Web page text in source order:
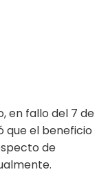
en fallo del 7 de
que el beneficio
de